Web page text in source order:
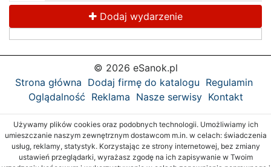
Dodaj wydarzenie
© 2026 eSanok.pl
Strona główna Dodaj firmę do katalogu Regulamin
Oglądalność Reklama Nasze serwisy Kontakt
Używamy plików cookies oraz podobnych technologii. Umożliwiamy ich
umieszczanie naszym zewnętrznym dostawcom m.in. w celach: świadczenia
usług, reklamy, statystyk. Korzystając ze strony internetowej, bez zmiany
ustawień przeglądarki, wyrażasz zgodę na ich zapisywanie w Twoim